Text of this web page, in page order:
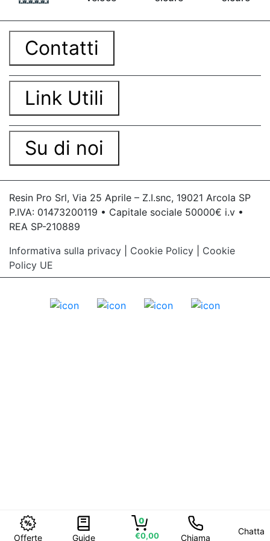
Contatti
Link Utili
Su di noi
Resin Pro Srl, Via 25 Aprile – Z.I.snc, 19021 Arcola SP
P.IVA: 01473200119 • Capitale sociale 50000€ i.v •
REA SP-210889
Informativa sulla privacy
Cookie Policy
Cookie
Policy UE
Offerte Guide
0
€0,00
Chiama
Chatta